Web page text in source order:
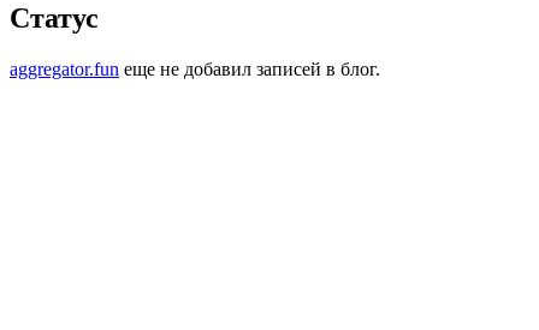
Статус
aggregator.fun еще не добавил записей в блог.